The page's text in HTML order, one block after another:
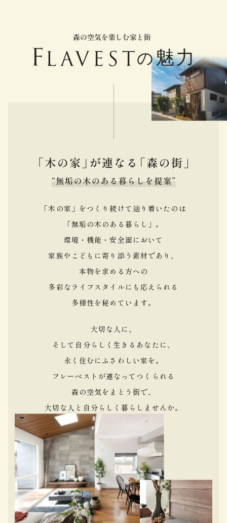
「木の家」をつくり続けて辿り着いたのは
「無垢の木のある暮らし」。
環境・機能・安全面において
家族やこどもに寄り添う素材であり、
本物を求める方への
多彩なライフスタイルにも応えられる
多様性を秘めています。
大切な人に、
そして自分らしく生きるあなたに、
永く住むにふさわしい家を。
フレーベストが連なってつくられる
森の空気をまとう街で、
大切な人と自分らしく暮らしませんか。